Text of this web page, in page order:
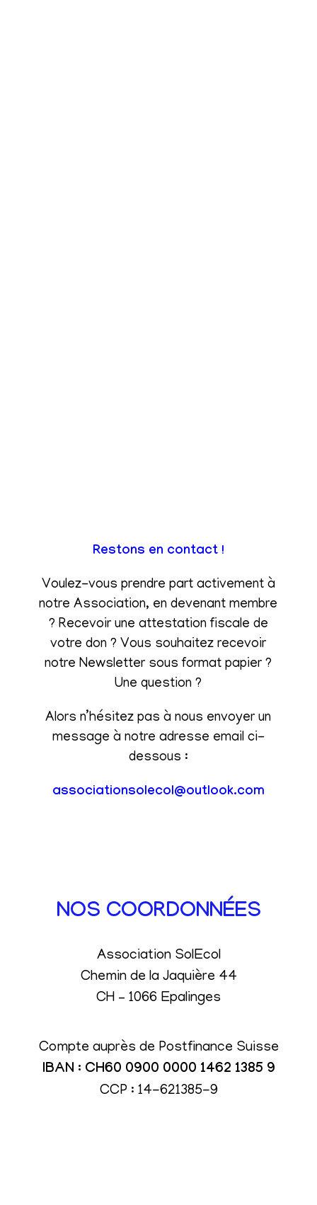
Restons en contact !
Voulez-vous prendre part activement à
notre Association, en devenant membre
? Recevoir une attestation fiscale de
votre don ? Vous souhaitez recevoir
notre Newsletter sous format papier ?
Une question ?
Alors n’hésitez pas à nous envoyer un
message à notre adresse email ci-
dessous :
associationsolecol@outlook.com
NOS COORDONNÉES
Association SolEcol
Chemin de la Jaquière 44
CH – 1066 Epalinges
Compte auprès de Postfinance Suisse
IBAN : CH60 0900 0000 1462 1385 9
CCP : 14-621385-9